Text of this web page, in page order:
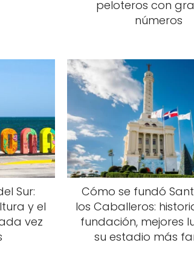
peloteros con
números
Sur:
y el
vez
Cómo se fundó
los Caballeros:
fundación, mejores
su estadio más